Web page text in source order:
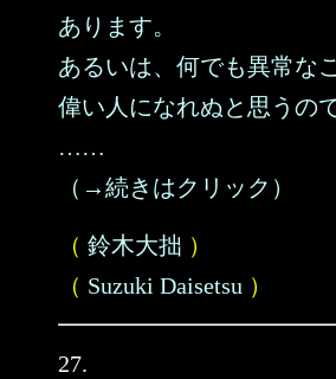
あります。
あるいは、何でも異常な
偉い人になれぬと思うので
……
（→続きはクリック）
（ 鈴木大拙 ）
（ Suzuki Daisetsu ）
27.